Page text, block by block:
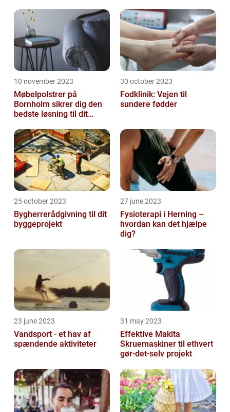
10 november 2023
Møbelpolstrer på
Bornholm sikrer dig den
bedste løsning til dit
30 october 2023
Fodklinik: Vejen til
sundere fødder
25 october 2023
Bygherrerådgivning til dit
byggeprojekt
27 june 2023
Fysioterapi i Herning –
hvordan kan det hjælpe
dig?
23 june 2023
Vandsport - et hav af
spændende aktiviteter
31 may 2023
Effektive Makita
Skruemaskiner til ethvert
gør-det-selv projekt